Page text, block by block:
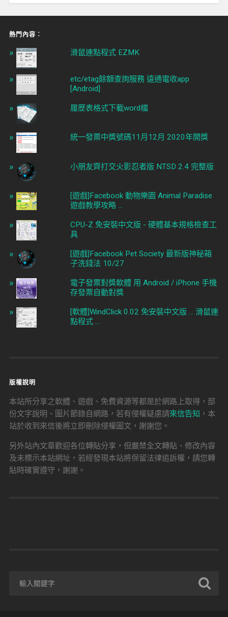
熱門內容︰
滑鼠連點程式 EZMK
etc/etag餘額查詢服務 遠通電收app
[Android]
履歷表格式下載word檔
統一發票中獎號碼11月12月 2020年開獎
小朋友齊打交火影忍者版 NTSD 2.4 完整版
[遊戲]Facebook 動物樂園 Animal Paradise
遊戲教學攻略 ...
CPU-Z 免安裝中文版 - 硬體基本規格檢查工
具
[遊戲]Facebook Pet Society 最新版神秘箱
子洗錢法 10/27
電子發票對獎軟體 用 Android / iPhone 手機
存發票自動對獎
[軟體]WindClick 0.02 免安裝中文版 ... 滑鼠連
點程式 ...
版權說明
本站所分享之軟體、遊戲、免費資源等都是於網路上取得，部
份文字說明、圖片節錄自網路，若有侵權疑慮請來信告知 ，本
站於收到來信後將立即刪除侵權圖文，謝謝您。
另外站內文章歡迎各位轉貼分享，但嚴禁全文轉貼、修改內容
及未標示本站網址，若經發現本站將保留法律追訴權，請您轉
貼時確實遵守，謝謝。